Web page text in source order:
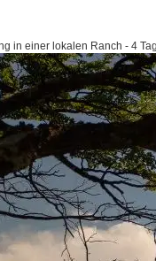
in einer lokalen Ranch - 4